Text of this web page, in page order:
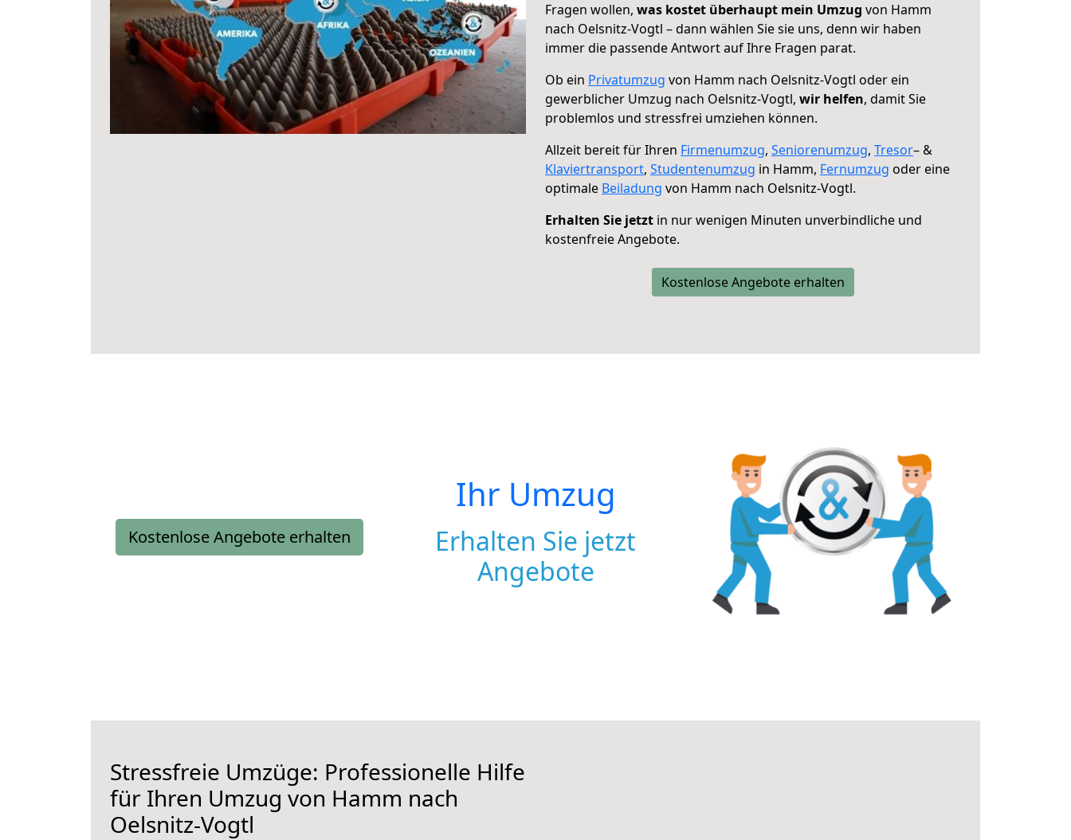
Fragen wollen, was kostet überhaupt mein Umzug von Hamm
nach Oelsnitz-Vogtl – dann wählen Sie sie uns, denn wir haben
immer die passende Antwort auf Ihre Fragen parat.
Ob ein Privatumzug von Hamm nach Oelsnitz-Vogtl oder ein
gewerblicher Umzug nach Oelsnitz-Vogtl, wir helfen, damit Sie
problemlos und stressfrei umziehen können.
Allzeit bereit für Ihren Firmenumzug, Seniorenumzug, Tresor– &
Klaviertransport, Studentenumzug in Hamm, Fernumzug oder eine
optimale Beiladung von Hamm nach Oelsnitz-Vogtl.
Erhalten Sie jetzt in nur wenigen Minuten unverbindliche und
kostenfreie Angebote.
Kostenlose Angebote erhalten
Kostenlose Angebote erhalten
Ihr Umzug
Erhalten Sie jetzt
Angebote
Stressfreie Umzüge: Professionelle Hilfe
für Ihren Umzug von Hamm nach
Oelsnitz-Vogtl